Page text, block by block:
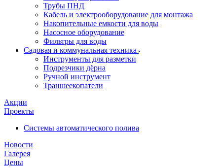
Трубы ПНД
Кабель и электрооборудование для монтажа
Накопительные емкости для воды
Насосное оборудование
Фильтры для воды
Садовая и коммунальная техника
Инструменты для разметки
Подрезчики дёрна
Ручной инструмент
Траншеекопатели
Акции
Проекты
Системы автоматического полива
Новости
Галерея
Цены